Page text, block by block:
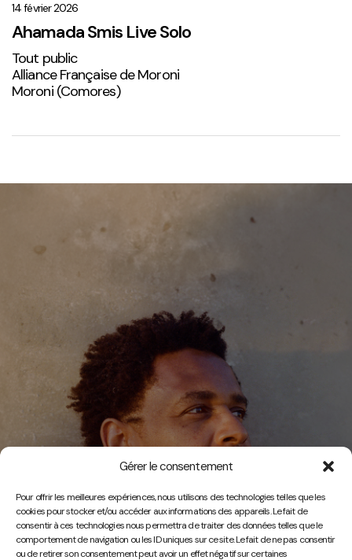
Gérer le consentement
Pour offrir les meilleures expériences, nous utilisons des technologies telles que les
cookies pour stocker et/ou accéder aux informations des appareils. Le fait de
consentir à ces technologies nous permettra de traiter des données telles que le
comportement de navigation ou les ID uniques sur ce site. Le fait de ne pas consentir
ou de retirer son consentement peut avoir un effet négatif sur certaines
Live
Solo
2
14 février 2026
Ahamada Smis Live Solo
Tout public
Alliance Française de Moroni
Moroni (Comores)
Play
Video